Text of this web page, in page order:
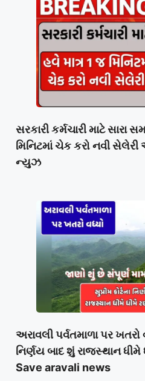
સરકારી કર્મચારી માટે સારા
મિનિટમાં ચેક કરો નવી
ન્યુઝ
અરાવલી પર્વતમાળા પર ખતરો
નિર્ણય બાદ શું રાજસ્થાન
Save aravali news